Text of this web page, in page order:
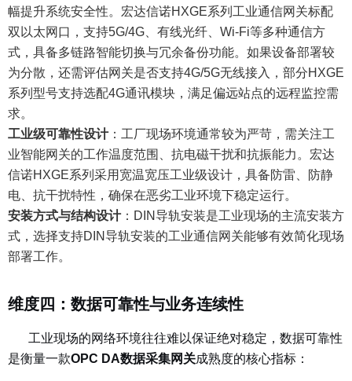
幅提升系统安全性。宏达信诺HXGE系列工业通信网关标配
双以太网口，支持5G/4G、有线光纤、Wi-Fi等多种通信方
式，具备多链路智能切换与冗余备份功能。如果设备部署较
为分散，还需评估网关是否支持4G/5G无线接入，部分HXGE
系列型号支持选配4G通讯模块，满足偏远站点的远程监控需
求。
工业级可靠性设计： 工厂现场环境通常较为严苛，需关注工
业智能网关的工作温度范围、抗电磁干扰和抗振能力。宏达
信诺HXGE系列采用宽温宽压工业级设计，具备防雷、防静
电、抗干扰特性，确保在恶劣工业环境下稳定运行。
安装方式与结构设计： DIN导轨安装是工业现场的主流安装方
式，选择支持DIN导轨安装的工业通信网关能够有效简化现场
部署工作。
维度四：数据可靠性与业务连续性
工业现场的网络环境往往难以保证绝对稳定，数据可靠性
是衡量一款OPC DA数据采集网关成熟度的核心指标：